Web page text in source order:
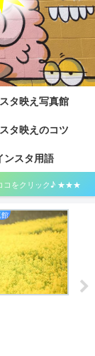
タ映え写真館
タ映えのコツ
ンスタ用語
コをクリック♪ ★★★
館